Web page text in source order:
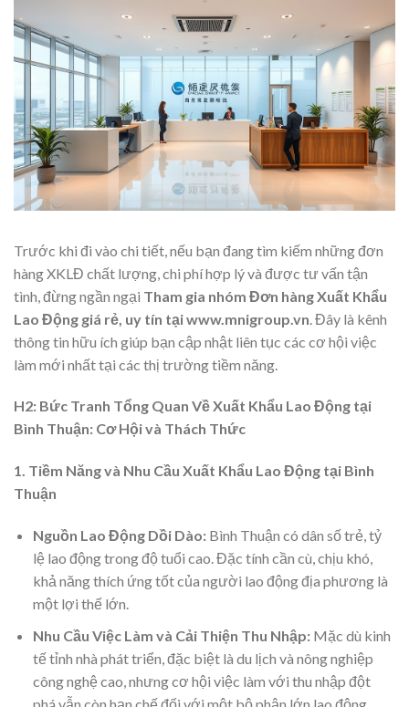
Trước khi đi vào chi tiết, nếu bạn đang tìm kiếm những đơn
hàng XKLĐ chất lượng, chi phí hợp lý và được tư vấn tận
tình, đừng ngần ngại Tham gia nhóm Đơn hàng Xuất Khẩu
Lao Động giá rẻ, uy tín tại www.mnigroup.vn . Đây là kênh
thông tin hữu ích giúp bạn cập nhật liên tục các cơ hội việc
làm mới nhất tại các thị trường tiềm năng.
H2: Bức Tranh Tổng Quan Về Xuất Khẩu Lao Động tại
Bình Thuận: Cơ Hội và Thách Thức
1. Tiềm Năng và Nhu Cầu Xuất Khẩu Lao Động tại Bình
Thuận
Nguồn Lao Động Dồi Dào:Bình Thuận có dân số trẻ, tỷ
lệ lao động trong độ tuổi cao. Đặc tính cần cù, chịu khó,
khả năng thích ứng tốt của người lao động địa phương là
một lợi thế lớn.
Nhu Cầu Việc Làm và Cải Thiện Thu Nhập:Mặc dù kinh
tế tỉnh nhà phát triển, đặc biệt là du lịch và nông nghiệp
công nghệ cao, nhưng cơ hội việc làm với thu nhập đột
phá vẫn còn hạn chế đối với một bộ phận lớn lao động.